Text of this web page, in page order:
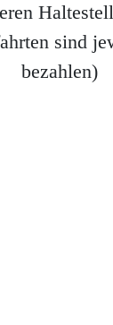
sind
bezahlen)